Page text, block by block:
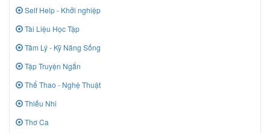
Self Help - Khởi nghiệp
Tài Liệu Học Tập
Tâm Lý - Kỹ Năng Sống
Tập Truyện Ngắn
Thể Thao - Nghệ Thuật
Thiếu Nhi
Thơ Ca